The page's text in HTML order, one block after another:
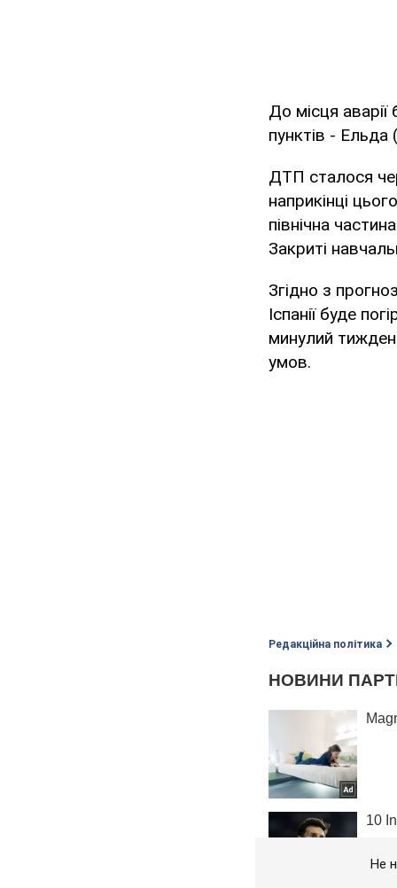
До місця
пунктів - Ельда
ДТП сталося
наприкінці
північна
Закриті
Згідно з
Іспанії буде
минулий
умов.
Редакційна політика